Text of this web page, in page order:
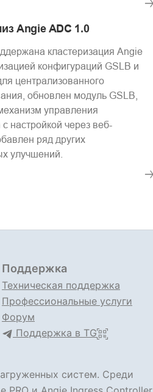
Angie ADC 1.0
кластеризация Angie
конфигураций GSLB и
централизованного
обновлен модуль GSLB,
управления
настройкой через веб-
ряд других
улучшений.
Поддержка
Техническая поддержка
Профессиональные услуги
Форум
Поддержка в TG
систем. Среди